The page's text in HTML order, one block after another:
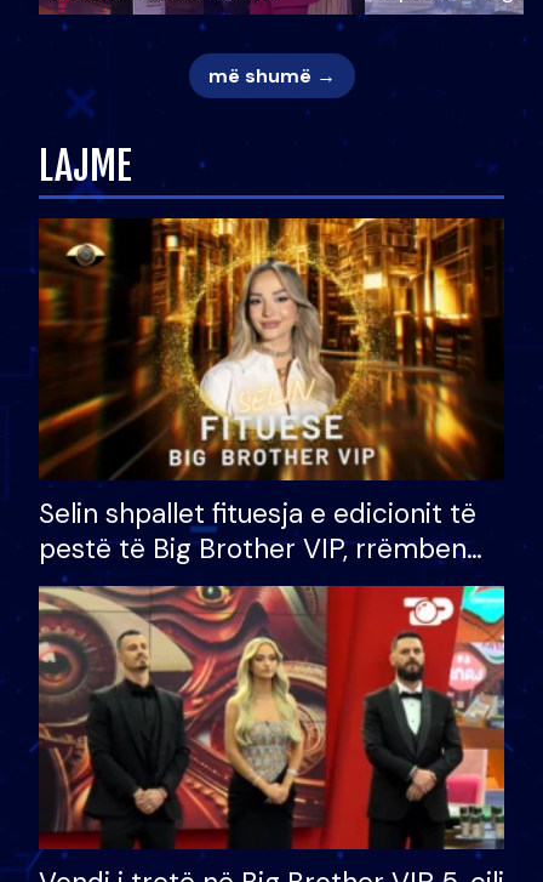
më shumë →
LAJME
Selin shpallet fituesja e edicionit të
pestë të Big Brother VIP, rrëmben
çmimin e madh prej 100 mijë eurosh